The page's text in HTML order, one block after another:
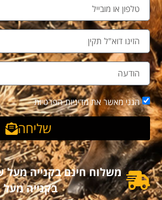
הנני מאשר את מדיניות הפרטיות
שליחה
בקנייה מעל 250₪